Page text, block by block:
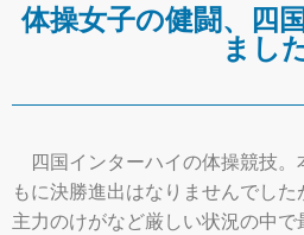
体操女子の健闘、四
まし
四国インターハイの体操競技。
もに決勝進出はなりませんでし
主力のけがなど厳しい状況の中